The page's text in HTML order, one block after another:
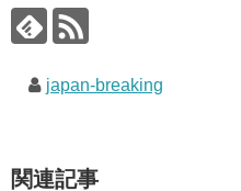
japan-breaking
関連記事